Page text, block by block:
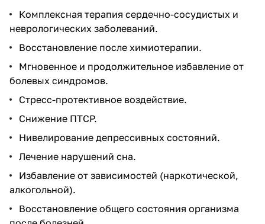
Комплексная терапия сердечно-сосудистых и
неврологических заболеваний.
Восстановление после химиотерапии.
Мгновенное и продолжительное избавление от
болевых синдромов.
Стресс-протективное воздействие.
Снижение ПТСР.
Нивелирование депрессивных состояний.
Лечение нарушений сна.
Избавление от зависимостей (наркотической,
алкогольной).
Восстановление общего состояния организма